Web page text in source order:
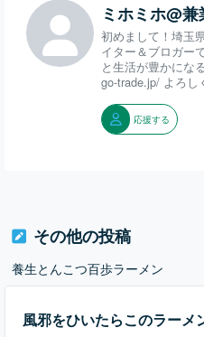
ミホミホ@
初めまして！埼玉
イター＆ブロガー
と生活が豊かにな
go-trade.jp/ よろし
応援する
その他の投稿
養生とんこつ百歩ラーメン
風邪をひいたらこのラーメ